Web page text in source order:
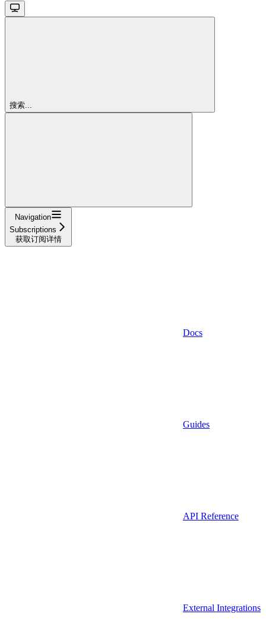
搜索...
Navigation
Subscriptions
获取订阅详情
Docs
Guides
API Reference
External Integrations